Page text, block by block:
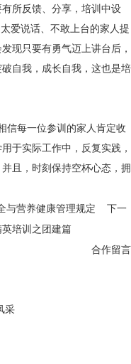
所反馈、分享，培训中设
爱说话、不敢上台的家人提
现只要有勇气迈上讲台后，
自我，成长自我，这也是培
信每一位参训的家人肯定收
于实际工作中，反复实践，
且，时刻保持空杯心态，拥
与营养健康管理规定
下一
培训之团建篇
合作留言
采